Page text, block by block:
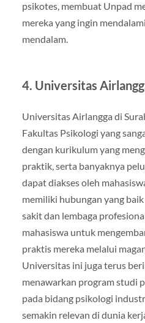
psikotes, membuat Unpad
mereka yang ingin
mendalam.
4. Universitas
Universitas Airlangga di
Fakultas Psikologi yang
dengan kurikulum yang
praktik, serta banyaknya
dapat diakses oleh
memiliki hubungan yang
sakit dan lembaga
mahasiswa untuk
praktis mereka melalui
Universitas ini juga terus
menawarkan program studi
pada bidang psikologi
semakin relevan di dunia